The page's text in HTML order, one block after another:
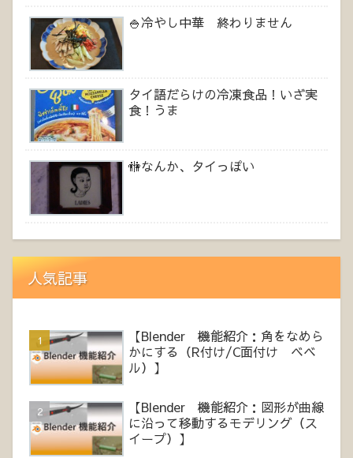
🍚冷やし中華 終わりません
タイ語だらけの冷凍食品！いざ実
食！うま
🚻なんか、タイっぽい
人気記事
【Blender 機能紹介：角をなめら
かにする（R付け/C面付け ベベ
ル）】
【Blender 機能紹介：図形が曲線
に沿って移動するモデリング（ス
イープ）】